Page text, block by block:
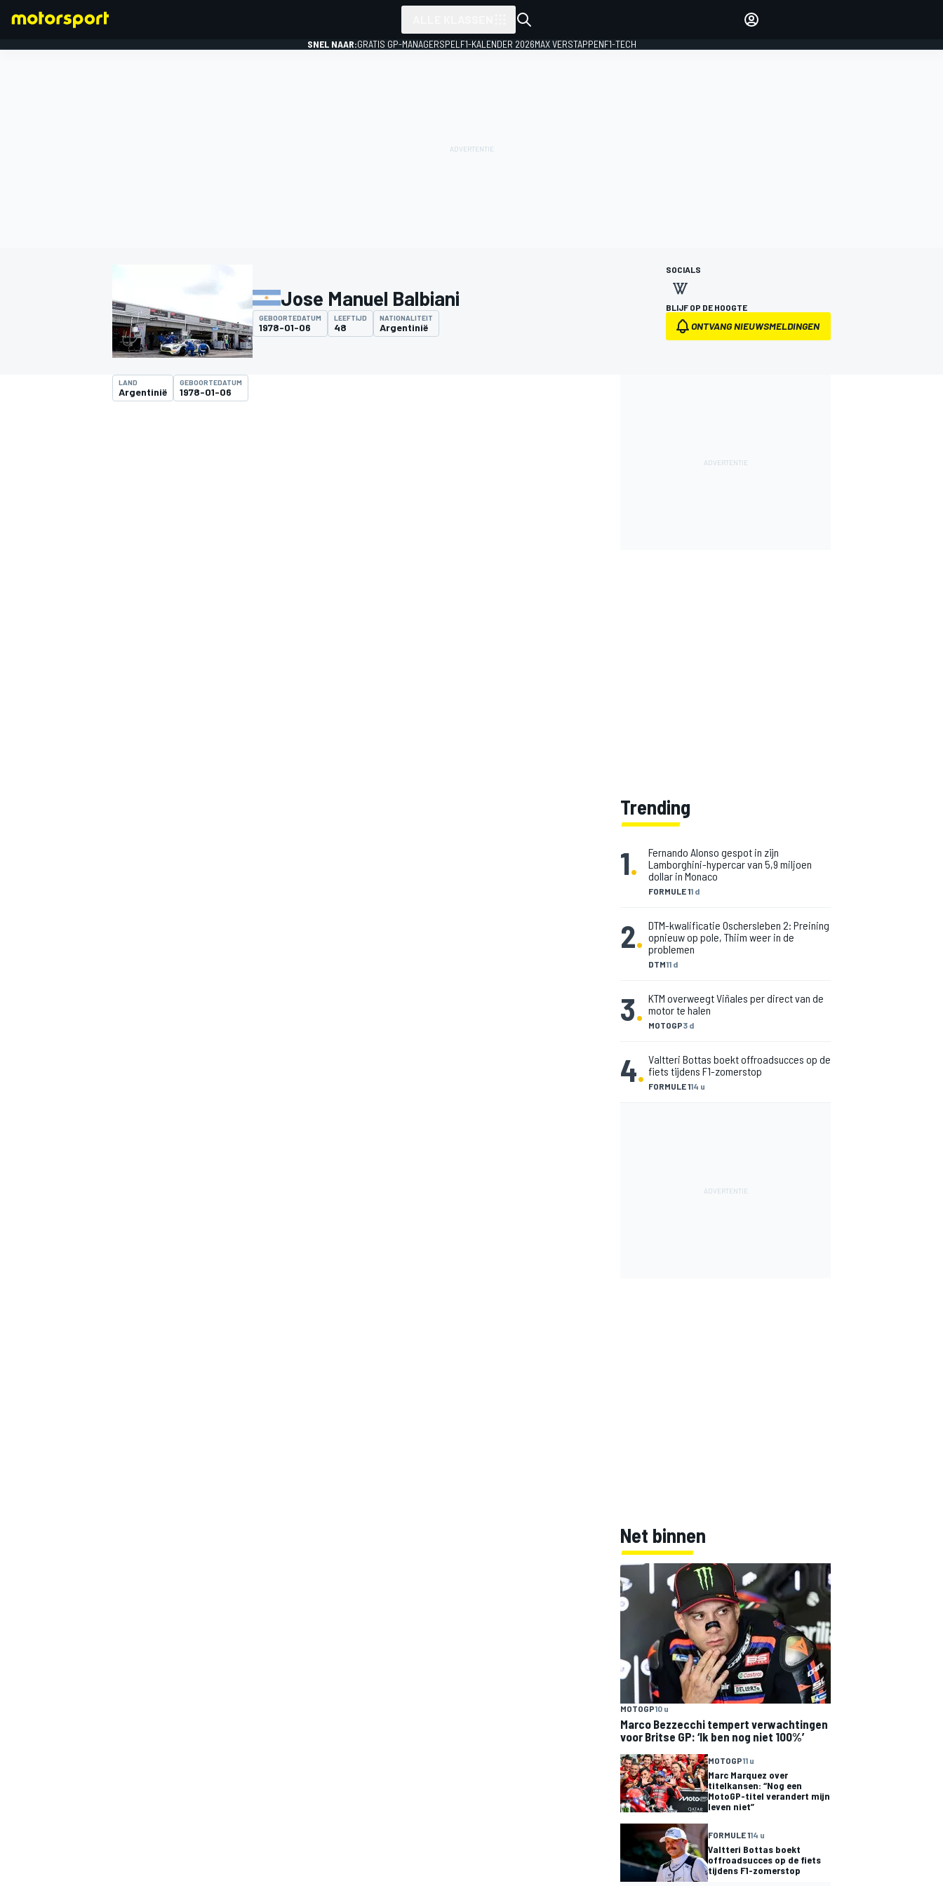
SNEL NAAR:GRATIS GP-MANAGERSPEL F1-KALENDER 2026MAX VERSTAPPENF1-TECH
Jose Manuel Balbiani
GEBOORTEDATUM
1978-01-06
LEEFTIJD
48
NATIONALITEIT
Argentinië
SOCIALS
BLIJF OP DE HOOGTE
ONTVANG NIEUWSMELDINGEN
LAND
Argentinië
GEBOORTEDATUM
1978-01-06
Trending
1.
FORMULE 11 d
Fernando Alonso gespot in zijn
Lamborghini-hypercar van 5,9 miljoen
dollar in Monaco
2.
DTM11 d
DTM-kwalificatie Oschersleben 2: Preining
opnieuw op pole, Thiim weer in de
problemen
3. MOTOGP3 d
KTM overweegt Viñales per direct van de
motor te halen
4. FORMULE 114 u
Valtteri Bottas boekt offroadsucces op de
fiets tijdens F1-zomerstop
Net binnen
MOTOGP10 u
Marco Bezzecchi tempert verwachtingen
voor Britse GP: ‘Ik ben nog niet 100%’
MOTOGP11 u
Marc Marquez over
titelkansen: “Nog een
MotoGP-titel verandert mijn
leven niet”
FORMULE 114 u
Valtteri Bottas boekt
offroadsucces op de fiets
tijdens F1-zomerstop